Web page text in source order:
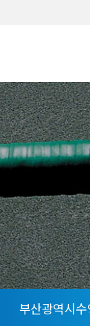
열기
열기
열기
열기
부산광역시